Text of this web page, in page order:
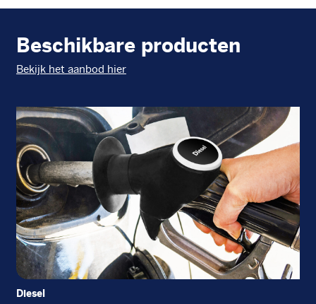
Beschikbare producten
Bekijk het aanbod hier
Diesel